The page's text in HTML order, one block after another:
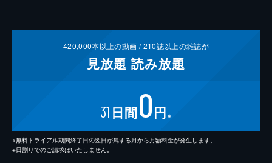
420,000本以上の動画 /210誌以上の雑誌が
見放題 読み放題
31 日間0円 ※
※無料トライアル期間終了日の翌日が属する月から月額料金が発生します。
※日割りでのご請求はいたしません。